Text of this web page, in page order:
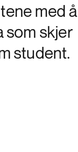
med å
som skjer
student.